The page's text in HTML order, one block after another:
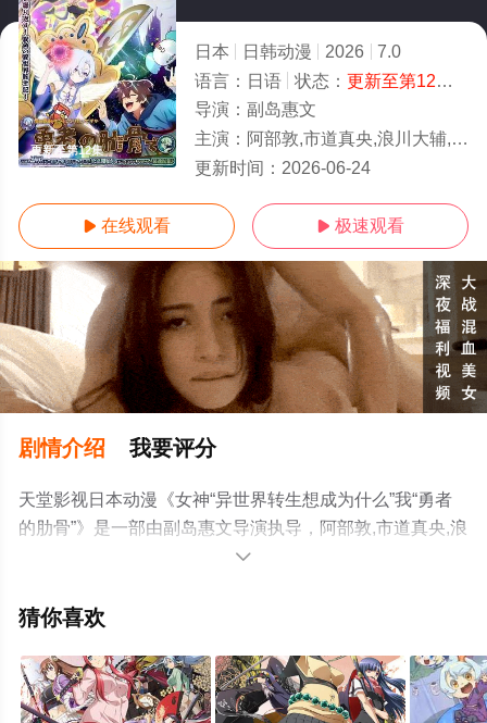
更新至第12集
日本 日韩动漫 2026
7.0
语言： 日语 状态： 更新至第12集
导演： 副岛惠文
主演： 阿部敦,市道真央,浪川大辅,关俊彦,速水奖,阿澄佳奈,井口裕香,井上麻里奈,上田祐司,内田雄马,绪方惠美,冈本信彦,
更新时间： 2026-06-24
 在线观看  极速观看
剧情介绍 我要评分
天堂影视日本动漫《女神“异世界转生想成为什么”我“勇者
的肋骨”》是一部由副岛惠文导演执导，阿部敦,市道真央,浪
川大辅,关俊彦,速水奖,阿澄佳奈,井口裕香,井上麻里奈,上田
彩奈,千叶繁,富永美伊奈,中井等演员精彩演绎的日本动漫，
网，更多相关信息可移步至豆瓣动漫、电视猫或剧情网等
平台了解。

猜你喜欢